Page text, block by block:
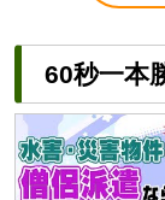
60秒一本